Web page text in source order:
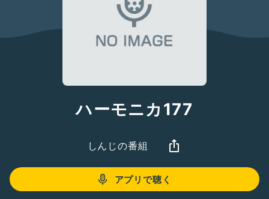
ハーモニカ177
しんじの番組
アプリで聴く